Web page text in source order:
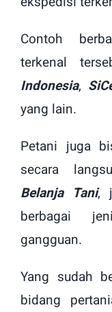
Contoh
terkenal
Indonesia,
yang lain.
Petani juga
secara
Belanja Tani,
berbagai
gangguan.
Yang sudah
bidang